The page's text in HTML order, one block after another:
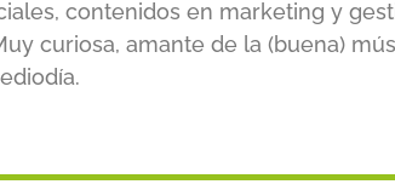
contenidos en marketing y
curiosa, amante de la (buena)